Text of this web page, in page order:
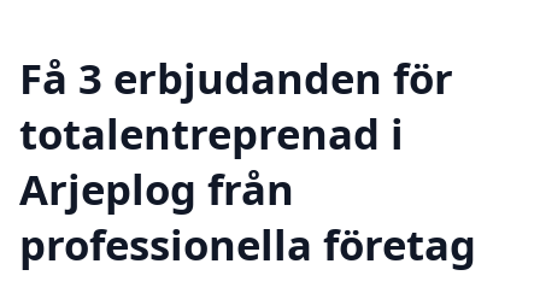
Få 3 erbjudanden för
totalentreprenad i
Arjeplog från
professionella företag